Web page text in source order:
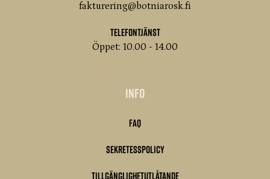
fakturering@botniarosk.fi
Telefontjänst
Öppet: 10.00 - 14.00
Info
FAQ
Sekretesspolicy
Tillgänglighetutlåtande